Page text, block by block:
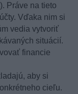
Práve na tieto
Vďaka nim si
vedia vytvoriť
situácií.
financie
aby si
cieľu.